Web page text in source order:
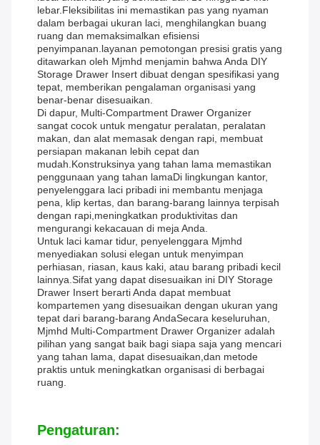
lebar.Fleksibilitas ini memastikan pas yang nyaman
dalam berbagai ukuran laci, menghilangkan buang
ruang dan memaksimalkan efisiensi
penyimpanan.layanan pemotongan presisi gratis yang
ditawarkan oleh Mjmhd menjamin bahwa Anda DIY
Storage Drawer Insert dibuat dengan spesifikasi yang
tepat, memberikan pengalaman organisasi yang
benar-benar disesuaikan.
Di dapur, Multi-Compartment Drawer Organizer
sangat cocok untuk mengatur peralatan, peralatan
makan, dan alat memasak dengan rapi, membuat
persiapan makanan lebih cepat dan
mudah.Konstruksinya yang tahan lama memastikan
penggunaan yang tahan lamaDi lingkungan kantor,
penyelenggara laci pribadi ini membantu menjaga
pena, klip kertas, dan barang-barang lainnya terpisah
dengan rapi,meningkatkan produktivitas dan
mengurangi kekacauan di meja Anda.
Untuk laci kamar tidur, penyelenggara Mjmhd
menyediakan solusi elegan untuk menyimpan
perhiasan, riasan, kaus kaki, atau barang pribadi kecil
lainnya.Sifat yang dapat disesuaikan ini DIY Storage
Drawer Insert berarti Anda dapat membuat
kompartemen yang disesuaikan dengan ukuran yang
tepat dari barang-barang AndaSecara keseluruhan,
Mjmhd Multi-Compartment Drawer Organizer adalah
pilihan yang sangat baik bagi siapa saja yang mencari
yang tahan lama, dapat disesuaikan,dan metode
praktis untuk meningkatkan organisasi di berbagai
ruang.
Pengaturan: